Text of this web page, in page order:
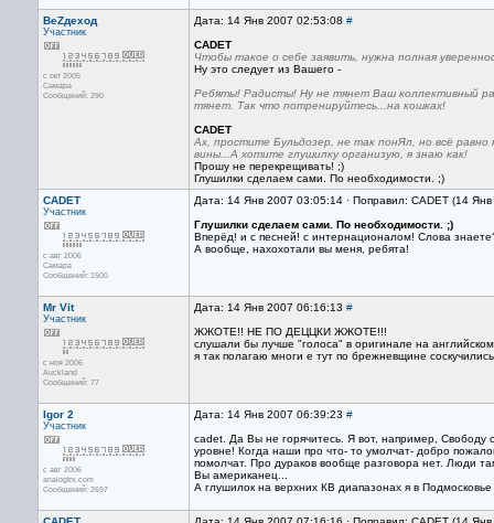
ВеZдеход
Участник
с окт 2005
Самара
Сообщений: 290
Дата: 14 Янв 2007 02:53:08 #
CADET
Чтобы такое о себе заявить, нужна полная
Ну это следует из Вашего -
Ребяты! Радисты! Ну не тянет Ваш коллективный
тянет. Так что потренируйтесь...на кошках!
CADET
Ах, простите Бульдозер, не так понЯл, но всё
вины...А хотите глушилку организую, я знаю как!
Прошу не перекрещивать! ;)
Глушилки сделаем сами. По необходимости. ;)
CADET
Участник
с авг 2006
Самара
Сообщений: 1500
Дата: 14 Янв 2007 03:05:14 · Поправил: CADET (14
Глушилки сделаем сами. По необходимости. ;)
Вперёд! и с песней! с интернационалом! Слова
А вообще, нахохотали вы меня, ребята!
Mr Vit
Участник
с ноя 2006
Auckland
Сообщений: 77
Дата: 14 Янв 2007 06:16:13 #
ЖЖОТЕ!! НЕ ПО ДЕЦЦКИ ЖЖОТЕ!!!
слушали бы лучше "голоса" в оригинале на
я так полагаю многи е тут по брежневщине
Igor 2
Участник
с авг 2006
analogtrx.com
Сообщений: 2697
Дата: 14 Янв 2007 06:39:23 #
cadet. Да Вы не горячитесь. Я вот, например,
уровне! Когда наши про что- то умолчат- добро
помолчат. Про дураков вообще разговора нет. Люди
Вы американец...
А глушилок на верхних КВ диапазонах я в